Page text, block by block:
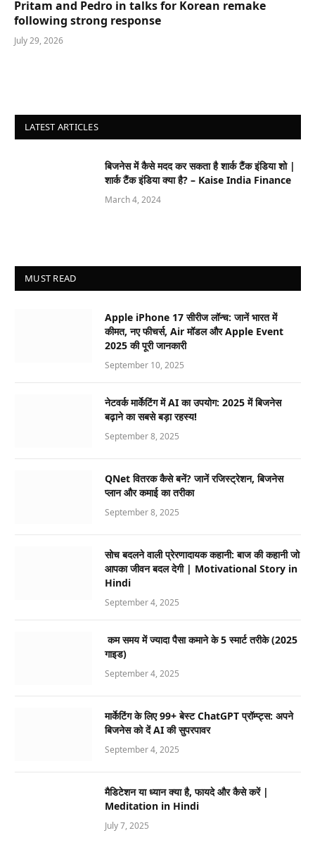
Pritam and Pedro in talks for Korean remake
following strong response
July 29, 2026
LATEST ARTICLES
बिजनेस में कैसे मदद कर सकता है शार्क टैंक इंडिया शो |
शार्क टैंक इंडिया क्या है? – Kaise India Finance
March 4, 2024
MUST READ
Apple iPhone 17 सीरीज लॉन्च: जानें भारत में
कीमत, नए फीचर्स, Air मॉडल और Apple Event
2025 की पूरी जानकारी
September 10, 2025
नेटवर्क मार्केटिंग में AI का उपयोग: 2025 में बिजनेस
बढ़ाने का सबसे बड़ा रहस्य!
September 8, 2025
QNet वितरक कैसे बनें? जानें रजिस्ट्रेशन, बिजनेस
प्लान और कमाई का तरीका
September 8, 2025
सोच बदलने वाली प्रेरणादायक कहानी: बाज की कहानी जो
आपका जीवन बदल देगी | Motivational Story in
Hindi
September 4, 2025
कम समय में ज्यादा पैसा कमाने के 5 स्मार्ट तरीके (2025
गाइड)
September 4, 2025
मार्केटिंग के लिए 99+ बेस्ट ChatGPT प्रॉम्प्ट्स: अपने
बिजनेस को दें AI की सुपरपावर
September 4, 2025
मैडिटेशन या ध्यान क्या है, फायदे और कैसे करें |
Meditation in Hindi
July 7, 2025